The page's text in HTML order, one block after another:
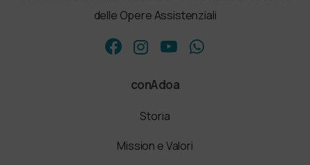
delle Opere Assistenziali
conAdoa
Storia
Mission e Valori